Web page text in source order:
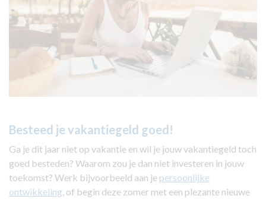
Besteed je vakantiegeld goed!
Ga je dit jaar niet op vakantie en wil je jouw vakantiegeld toch
goed besteden? Waarom zou je dan niet investeren in jouw
toekomst? Werk bijvoorbeeld aan je persoonlijke
ontwikkeling , of begin deze zomer met een plezante nieuwe